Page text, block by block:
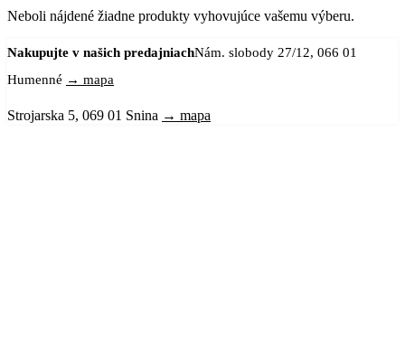
Neboli nájdené žiadne produkty vyhovujúce vašemu výberu.
Nakupujte v našich predajniachNám. slobody 27/12, 066 01
Humenné → mapa
Strojarska 5, 069 01 Snina → mapa